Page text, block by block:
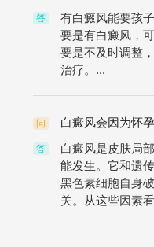
答
有白癜风能要孩
要是有白癜风，
要是不及时调整
治疗。...
问 白癜风会因为怀
答
白癜风是皮肤局
能发生。它和遗
黑色素细胞自身
关。从这些因素